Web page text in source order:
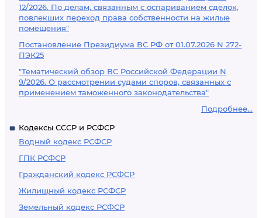
12/2026. По делам, связанным с оспариванием сделок,
повлекших переход права собственности на жилые
помещения"
Постановление Президиума ВС РФ от 01.07.2026 N 272-
ПЭК25
"Тематический обзор ВС Российской Федерации N
9/2026. О рассмотрении судами споров, связанных с
применением таможенного законодательства"
Подробнее...
Кодексы СССР и РСФСР
Водный кодекс РСФСР
ГПК РСФСР
Гражданский кодекс РСФСР
Жилищный кодекс РСФСР
Земельный кодекс РСФСР